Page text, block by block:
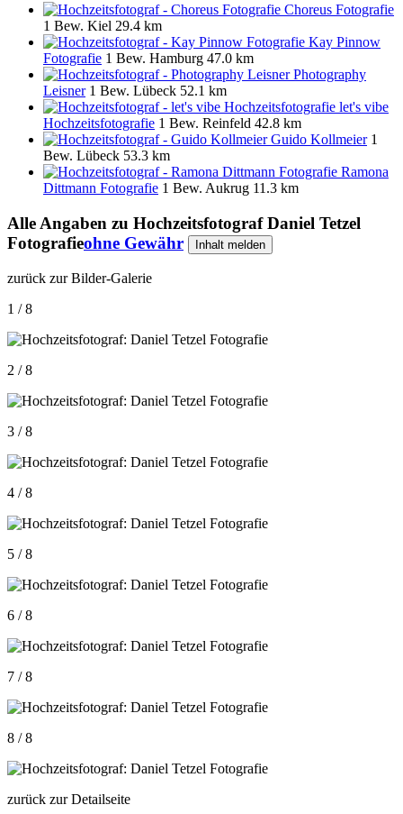
Choreus Fotografie
1 Bew. Kiel 29.4 km
Kay Pinnow
Fotografie 1 Bew. Hamburg 47.0 km
Photography
Leisner 1 Bew. Lübeck 52.1 km
let's vibe
Hochzeitsfotografie 1 Bew. Reinfeld 42.8 km
Guido Kollmeier 1
Bew. Lübeck 53.3 km
Ramona
Dittmann Fotografie 1 Bew. Aukrug 11.3 km
Alle Angaben zu Hochzeitsfotograf Daniel Tetzel
Fotografieohne Gewähr Inhalt melden
zurück zur Bilder-Galerie
1 / 8
2 / 8
3 / 8
4 / 8
5 / 8
6 / 8
7 / 8
8 / 8
zurück zur Detailseite